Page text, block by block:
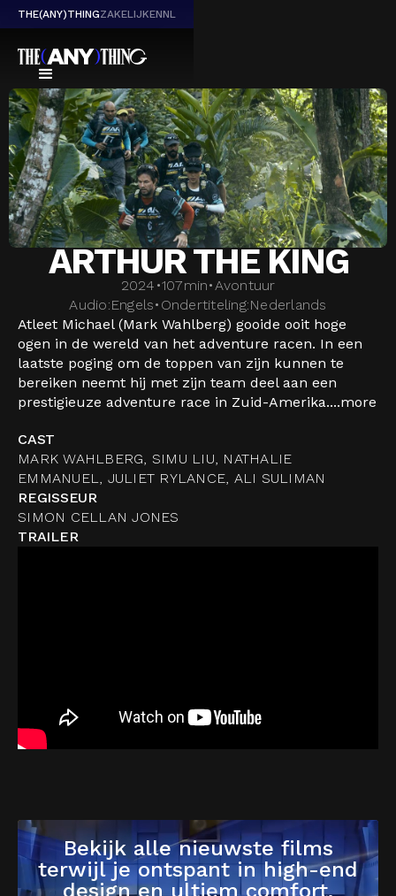
THE(ANY)THINGZAKELIJKENNL
ARTHUR THE KING
2024 •107min•Avontuur
Audio:Engels• Ondertiteling:Nederlands
Atleet Michael (Mark Wahlberg) gooide ooit hoge
ogen in de wereld van het adventure racen. In een
laatste poging om de toppen van zijn kunnen te
bereiken neemt hij met zijn team deel aan een
prestigieuze adventure race in Zuid-Amerika....more
CAST
MARK WAHLBERG, SIMU LIU, NATHALIE
EMMANUEL, JULIET RYLANCE, ALI SULIMAN
REGISSEUR
SIMON CELLAN JONES
TRAILER
Bekijk alle nieuwste films
terwijl je ontspant in high-end
design en ultiem comfort.